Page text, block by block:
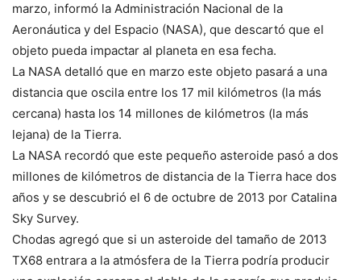
marzo, informó la Administración Nacional de la
Aeronáutica y del Espacio (NASA), que descartó que el
objeto pueda impactar al planeta en esa fecha.
La NASA detalló que en marzo este objeto pasará a una
distancia que oscila entre los 17 mil kilómetros (la más
cercana) hasta los 14 millones de kilómetros (la más
lejana) de la Tierra.
La NASA recordó que este pequeño asteroide pasó a dos
millones de kilómetros de distancia de la Tierra hace dos
años y se descubrió el 6 de octubre de 2013 por Catalina
Sky Survey.
Chodas agregó que si un asteroide del tamaño de 2013
TX68 entrara a la atmósfera de la Tierra podría producir